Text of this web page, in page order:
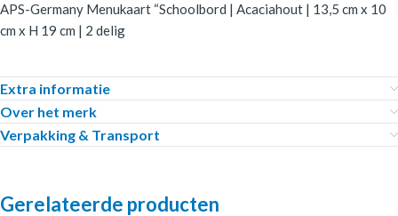
APS-Germany Menukaart “Schoolbord | Acaciahout | 13,5 cm x 10
cm x H 19 cm | 2 delig
Extra informatie
Over het merk
Verpakking & Transport
Gerelateerde producten